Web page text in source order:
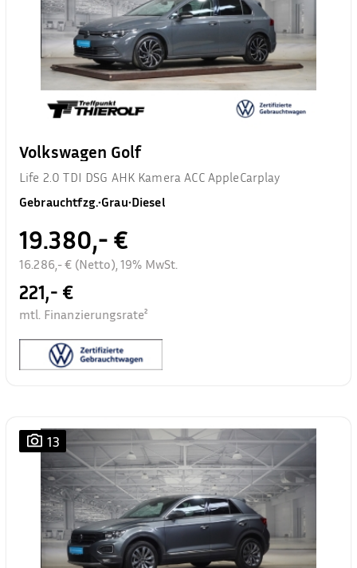
Volkswagen Golf
Life 2.0 TDI DSG AHK Kamera ACC AppleCarplay
Gebrauchtfzg.•Grau•Diesel
19.380,- €
16.286,- € (Netto), 19% MwSt.
221,- €
mtl. Finanzierungsrate²
13